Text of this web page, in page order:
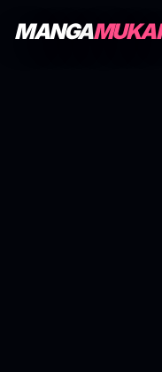
MANGAMUKAI